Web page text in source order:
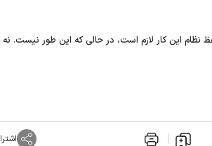
این کار لازم است، در حالی که این طور نیست. نه